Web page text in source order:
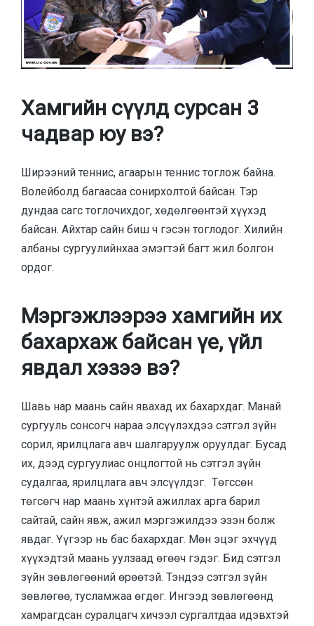
Хамгийн сүүлд сурсан 3
чадвар юу вэ?
Ширээний теннис, агаарын теннис тоглож байна.
Волейболд багаасаа сонирхолтой байсан. Тэр
дундаа сагс тоглочихдог, хөдөлгөөнтэй хүүхэд
байсан. Айхтар сайн биш ч гэсэн тоглодог. Хилийн
албаны сургуулийнхаа эмэгтэй багт жил болгон
ордог.
Мэргэжлээрээ хамгийн их
бахархаж байсан үе, үйл
явдал хэзээ вэ?
Шавь нар маань сайн явахад их бахархдаг. Манай
сургууль сонсогч нараа элсүүлэхдээ сэтгэл зүйн
сорил, ярилцлага авч шалгаруулж оруулдаг. Бусад
их, дээд сургуулиас онцлогтой нь сэтгэл зүйн
судалгаа, ярилцлага авч элсүүлдэг. Төгссөн
төгсөгч нар маань хүнтэй ажиллах арга барил
сайтай, сайн явж, ажил мэргэжилдээ эзэн болж
явдаг. Үүгээр нь бас бахархдаг. Мөн эцэг эхчүүд
хүүхэдтэй маань уулзаад өгөөч гэдэг. Бид сэтгэл
зүйн зөвлөгөөний өрөөтэй. Тэндээ сэтгэл зүйн
зөвлөгөө, тусламжаа өгдөг. Ингээд зөвлөгөөнд
хамрагдсан суралцагч хичээл сургалтдаа идэвхтэй